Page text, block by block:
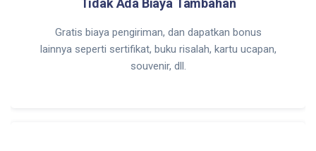
Gratis biaya pengiriman, dan dapatkan bonus
lainnya seperti sertifikat, buku risalah, kartu ucapan,
souvenir, dll.